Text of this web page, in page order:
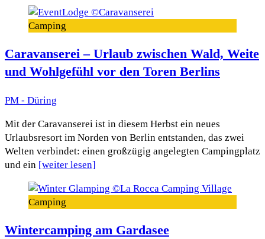
Camping
Caravanserei – Urlaub zwischen Wald, Weite
und Wohlgefühl vor den Toren Berlins
PM - Düring
Mit der Caravanserei ist in diesem Herbst ein neues
Urlaubsresort im Norden von Berlin entstanden, das zwei
Welten verbindet: einen großzügig angelegten Campingplatz
und ein [weiter lesen]
Camping
Wintercamping am Gardasee